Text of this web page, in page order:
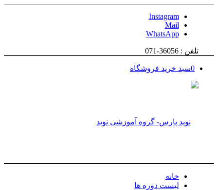
Instagram
Mail
WhatsApp
تلفن : 36056-071
0سبد خرید فروشگاه
خانه
لیست دوره ها